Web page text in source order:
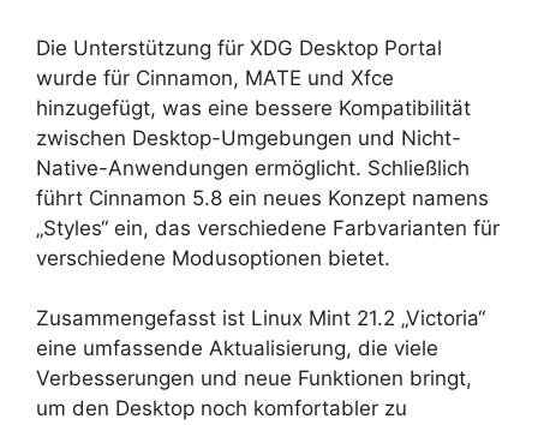
Die Unterstützung für XDG Desktop Portal
wurde für Cinnamon, MATE und Xfce
hinzugefügt, was eine bessere Kompatibilität
zwischen Desktop-Umgebungen und Nicht-
Native-Anwendungen ermöglicht. Schließlich
führt Cinnamon 5.8 ein neues Konzept namens
„Styles“ ein, das verschiedene Farbvarianten für
verschiedene Modusoptionen bietet.
Zusammengefasst ist Linux Mint 21.2 „Victoria“
eine umfassende Aktualisierung, die viele
Verbesserungen und neue Funktionen bringt,
um den Desktop noch komfortabler zu